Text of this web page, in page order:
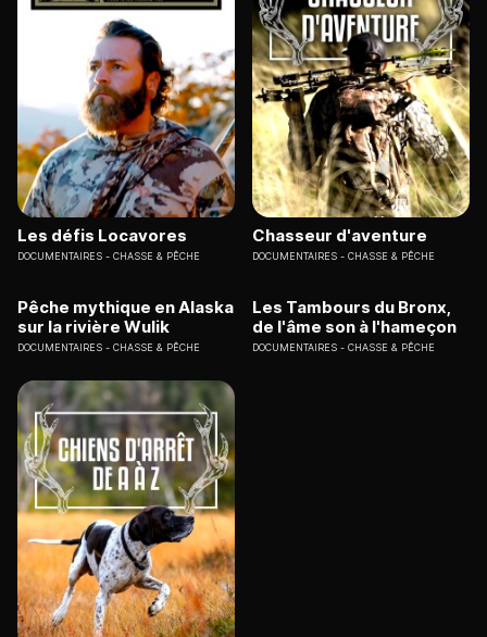
Les défis Locavores
DOCUMENTAIRES CHASSE & PÊCHE
Chasseur d'aventure
DOCUMENTAIRES CHASSE & PÊCHE
Pêche mythique en Alaska
sur la rivière Wulik
DOCUMENTAIRES CHASSE & PÊCHE
Les Tambours du Bronx,
de l'âme son à l'hameçon
DOCUMENTAIRES CHASSE & PÊCHE